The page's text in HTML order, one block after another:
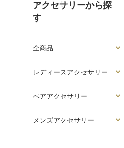
アクセサリーから探
す
全商品
レディースアクセサリー
ペアアクセサリー
メンズアクセサリー